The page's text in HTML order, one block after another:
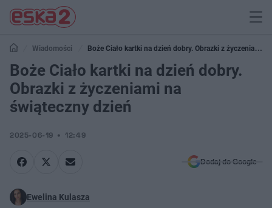
Wiadomości
Boże Ciało kartki na dzień dobry. Obrazki z życzeniami
na świąteczny dzień
Boże Ciało kartki na dzień dobry.
Obrazki z życzeniami na
świąteczny dzień
2025-06-19 12:49
Dodaj do Google
Ewelina Kulasza